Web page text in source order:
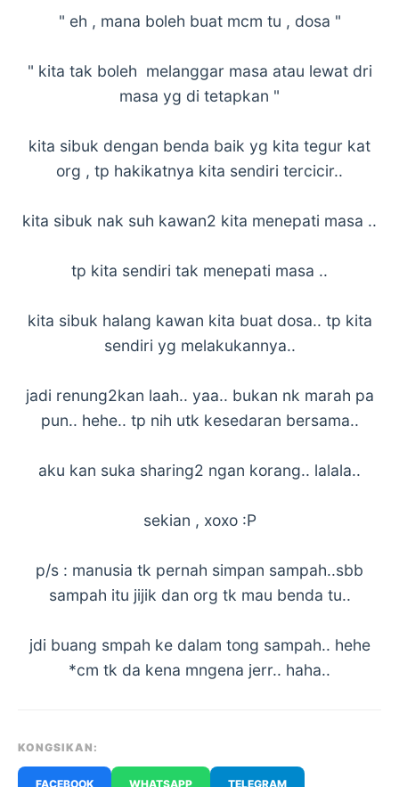
" eh , mana boleh buat mcm tu , dosa "
" kita tak boleh melanggar masa atau lewat dri
masa yg di tetapkan "
kita sibuk dengan benda baik yg kita tegur kat
org , tp hakikatnya kita sendiri tercicir..
kita sibuk nak suh kawan2 kita menepati masa ..
tp kita sendiri tak menepati masa ..
kita sibuk halang kawan kita buat dosa.. tp kita
sendiri yg melakukannya..
jadi renung2kan laah.. yaa.. bukan nk marah pa
pun.. hehe.. tp nih utk kesedaran bersama..
aku kan suka sharing2 ngan korang.. lalala..
sekian , xoxo :P
p/s : manusia tk pernah simpan sampah..sbb
sampah itu jijik dan org tk mau benda tu..
jdi buang smpah ke dalam tong sampah.. hehe
*cm tk da kena mngena jerr.. haha..
KONGSIKAN:
FACEBOOK WHATSAPP TELEGRAM